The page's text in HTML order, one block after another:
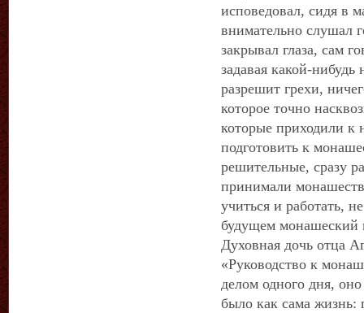
исповедовал, сидя в
внимательно слушал
закрывал глаза, сам
задавая какой-
разрешит грехи,
которое точно
которые приходили к
подготовить к
решительные, сразу
принимали
учиться и работать,
будущем монашеский
Духовная дочь отца
«Руководство к
делом одного дня,
было как сама